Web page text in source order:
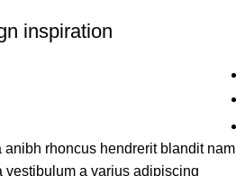
inspiration
anibh rhoncus hendrerit blandit nam
vestibulum a varius adipiscing